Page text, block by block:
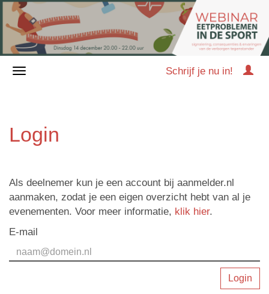
Schrijf je nu in!
Login
Als deelnemer kun je een account bij aanmelder.nl
aanmaken, zodat je een eigen overzicht hebt van al je
evenementen. Voor meer informatie, klik hier.
E-mail
Login